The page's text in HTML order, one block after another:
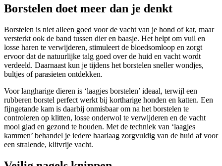
Borstelen doet meer dan je denkt
Borstelen is niet alleen goed voor de vacht van je hond of kat, maar
versterkt ook de band tussen dier en baasje. Het helpt om vuil en
losse haren te verwijderen, stimuleert de bloedsomloop en zorgt
ervoor dat de natuurlijke talg goed over de huid en vacht wordt
verdeeld. Daarnaast kun je tijdens het borstelen sneller wondjes,
bultjes of parasieten ontdekken.
Voor langharige dieren is ‘laagjes borstelen’ ideaal, terwijl een
rubberen borstel perfect werkt bij kortharige honden en katten. Een
fijngetande kam is daarbij onmisbaar om na het borstelen te
controleren op klitten, losse onderwol te verwijderen en de vacht
mooi glad en gezond te houden. Met de techniek van ‘laagjes
kammen’ behandel je iedere haarlaag zorgvuldig van de huid af voor
een stralende, klitvrije vacht.